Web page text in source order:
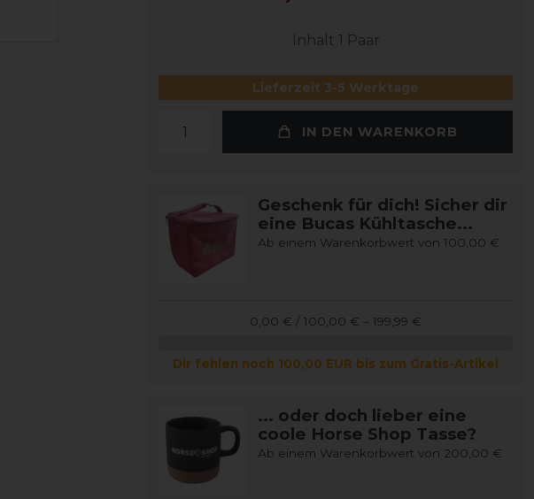
Inhalt 1 Paar
Lieferzeit 3-5 Werktage
IN DEN WARENKORB
Geschenk für dich! Sicher dir
eine Bucas Kühltasche...
Ab einem Warenkorbwert von 100,00 €
0,00 € / 100,00 € – 199,99 €
Dir fehlen noch 100,00 EUR bis zum Gratis-Artikel
... oder doch lieber eine
coole Horse Shop Tasse?
Ab einem Warenkorbwert von 200,00 €